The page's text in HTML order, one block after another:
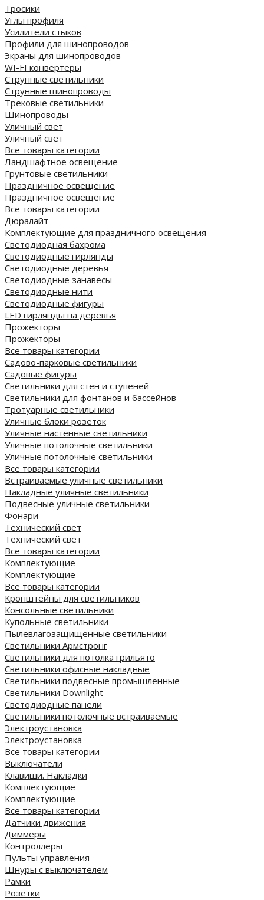
Тросики
Углы профиля
Усилители стыков
Профили для шинопроводов
Экраны для шинопроводов
WI-FI конвертеры
Струнные светильники
Струнные шинопроводы
Трековые светильники
Шинопроводы
Уличный свет
Уличный свет
Все товары категории
Ландшафтное освещение
Грунтовые светильники
Праздничное освещение
Праздничное освещение
Все товары категории
Дюралайт
Комплектующие для праздничного освещения
Светодиодная бахрома
Светодиодные гирлянды
Светодиодные деревья
Светодиодные занавесы
Светодиодные нити
Светодиодные фигуры
LED гирлянды на деревья
Прожекторы
Прожекторы
Все товары категории
Садово-парковые светильники
Садовые фигуры
Светильники для стен и ступеней
Светильники для фонтанов и бассейнов
Тротуарные светильники
Уличные блоки розеток
Уличные настенные светильники
Уличные потолочные светильники
Уличные потолочные светильники
Все товары категории
Встраиваемые уличные светильники
Накладные уличные светильники
Подвесные уличные светильники
Фонари
Технический свет
Технический свет
Все товары категории
Комплектующие
Комплектующие
Все товары категории
Кронштейны для светильников
Консольные светильники
Купольные светильники
Пылевлагозащищенные светильники
Светильники Армстронг
Светильники для потолка грильято
Светильники офисные накладные
Светильники подвесные промышленные
Светильники Downlight
Светодиодные панели
Cветильники потолочные встраиваемые
Электроустановка
Электроустановка
Все товары категории
Выключатели
Клавиши. Накладки
Комплектующие
Комплектующие
Все товары категории
Датчики движения
Диммеры
Контроллеры
Пульты управления
Шнуры с выключателем
Рамки
Розетки